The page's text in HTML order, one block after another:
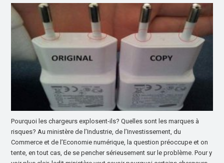
Pourquoi les chargeurs explosent-ils? Quelles sont les marques à
risques? Au ministère de l’Industrie, de l’Investissement, du
Commerce et de l’Economie numérique, la question préoccupe et on
tente, en tout cas, de se pencher sérieusement sur le problème. Pour y